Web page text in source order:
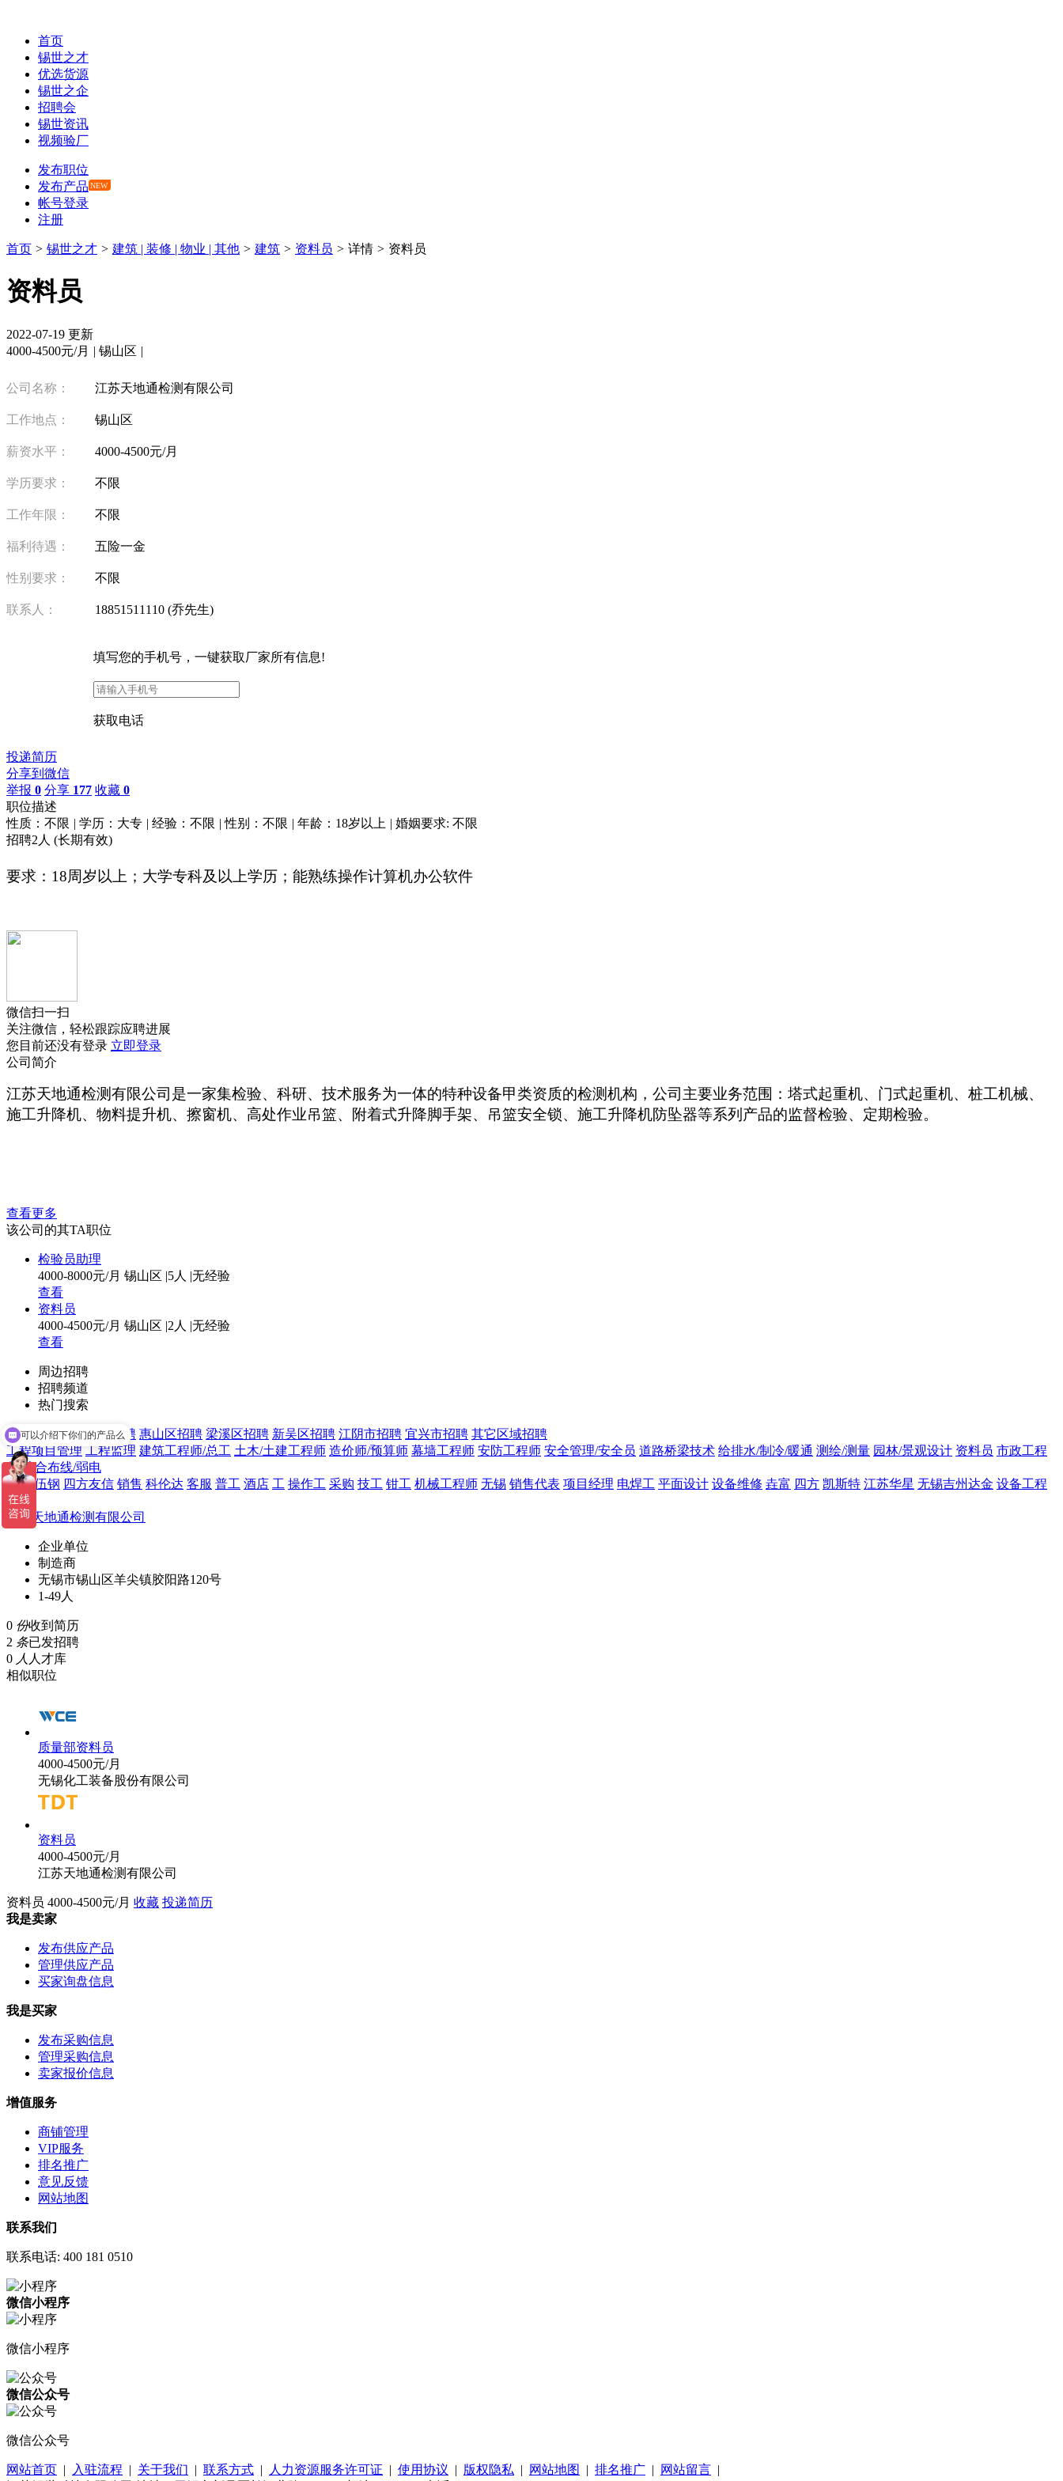
首页
锡世之才
优选货源
锡世之企
招聘会
锡世资讯
视频验厂
发布职位
发布产品 NEW
帐号登录
注册
首页 > 锡世之才 > 建筑 | 装修 | 物业 | 其他 > 建筑 > 资料员 > 详情 > 资料员
资料员
2022-07-19 更新
4000-4500元/月 | 锡山区 |
公司名称： 江苏天地通检测有限公司
工作地点： 锡山区
薪资水平： 4000-4500元/月
学历要求： 不限
工作年限： 不限
福利待遇： 五险一金
性别要求： 不限
联系人： 18851511110 (乔先生)
填写您的手机号 ，一键获取厂家所有信息!
获取电话
投递简历
分享到微信
举报 0 分享 177 收藏 0
职位描述
性质：不限 | 学历：大专 | 经验：不限 | 性别：不限 | 年龄：18岁以上 | 婚姻要求: 不限
招聘2人 (长期有效)
要求 ： 18周岁以上； 大学专科及以上学历； 能熟练操作计算机办公软件
微信扫一扫
关注微信，轻松跟踪应聘进展
您目前还没有登录 立即登录
公司简介
江苏天地通检测有限公司是一家集检验、科研、 技术服务为一体的特种设备甲类资质的检测机构 ， 公司主要业务范围 ：塔式起重机、 门式起重机、桩工机械、
施工升降机、物料提升机、 擦窗机、 高处作业吊篮、附着式升降脚手架、 吊篮安全锁、施工升降机防坠器等系列产品的监督检验、定期检验。
查看更多
该公司的其TA职位
检验员助理
4000-8000元/月 锡山区 |5人 |无经验
查看
资料员
4000-4500元/月 锡山区 |2人 |无经验
查看
周边招聘
招聘频道
热门搜索
锡山区招聘 滨湖区招聘 惠山区招聘 梁溪区招聘 新吴区招聘 江阴市招聘 宜兴市招聘 其它区域招聘
工程项目管理
工程监理 建筑工程师/总工 土木/土建工程师 造价师/预算师 幕墙工程师 安防工程师 安全管理/安全员 道路桥梁技术 给排水/制冷/暖通 测绘/测量 园林/景观设计 资料员 市政工程
师 综合布线/弱电
琳达 伍钢 四方友信 销售 科伦达 客服 普工 酒店 工 操作工 采购 技工 钳工 机械工程师 无锡 销售代表 项目经理 电焊工 平面设计 设备维修 垚富 四方 凯斯特 江苏华星 无锡吉州达金 设备工程
师
江苏天地通检测有限公司
企业单位
制造商
无锡市锡山区羊尖镇胶阳路120号
1-49人
0 份收到简历
2 条已发招聘
0 人 人才库
相似职位
质量部资料员
4000-4500元/月
无锡化工装备股份有限公司
资料员
4000-4500元/月
江苏天地通检测有限公司
资料员 4000-4500元/月 收藏 投递简历
我是卖家
发布供应产品
管理供应产品
买家询盘信息
我是买家
发布采购信息
管理采购信息
卖家报价信息
增值服务
商铺管理
VIP服务
排名推广
意见反馈
网站地图
联系我们
联系电话: 400 181 0510
微信小程序
微信小程序
微信公众号
微信公众号
网站首页 | 入驻流程 | 关于我们 | 联系方式 | 人力资源服务许可证 | 使用协议 | 版权隐私 | 网站地图 | 排名推广 | 网站留言 |
可以介绍下你们的产品么